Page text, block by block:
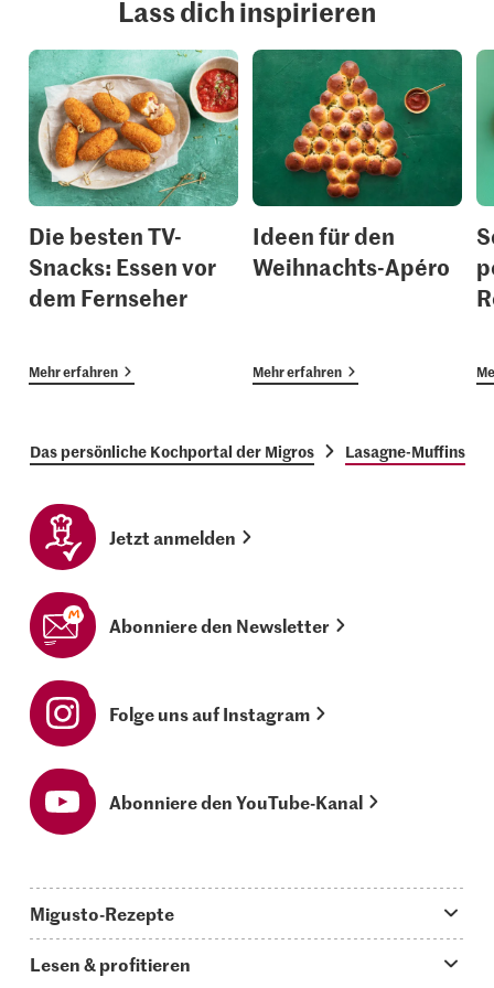
Lass dich inspirieren
Die besten TV-
Snacks: Essen vor
dem Fernseher
Mehr erfahren
Ideen für den
Weihnachts-Apéro
Mehr erfahren
Das persönliche Kochportal der Migros Lasagne-Muffins
Jetzt anmelden
Abonniere den Newsletter
Folge uns auf Instagram
Abonniere den YouTube-Kanal
Migusto-Rezepte
Lesen & profitieren